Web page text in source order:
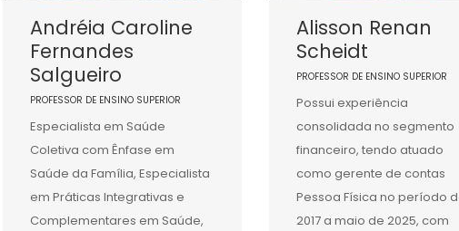
Andréia Caroline
Fernandes
Salgueiro
PROFESSOR DE ENSINO SUPERIOR
Especialista em Saúde
Coletiva com Ênfase em
Saúde da Família, Especialista
em Práticas Integrativas e
Complementares em Saúde,
Alisson Renan
Scheidt
PROFESSOR DE ENSINO SUPERIOR
Possui experiência
consolidada no segmento
financeiro, tendo atuado
como gerente de contas
Pessoa Física no período
2017 a maio de 2025, com